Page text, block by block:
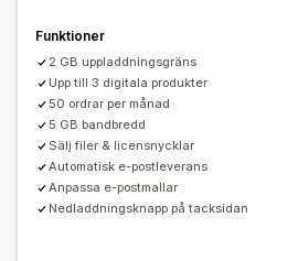
Obegränsade nedladdningar
Anpassade länkar Amazon S3-lagring
Filsäkerhet
Åtkomstkod Licensnyckel
Restriktioner för IP-adress
Vattenstämpel
Filvärdtjänst
Funktioner
2 GB uppladdningsgräns
Upp till 3 digitala produkter
50 ordrar per månad
5 GB bandbredd
Sälj filer & licensnycklar
Automatisk e-postleverans
Anpassa e-postmallar
Nedladdningsknapp på tacksidan